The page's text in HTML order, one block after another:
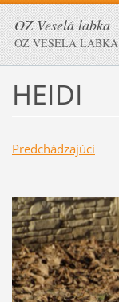
OZ Veselá labka
OZ VESELÁ LABKA
HEIDI
Predchádzajúci